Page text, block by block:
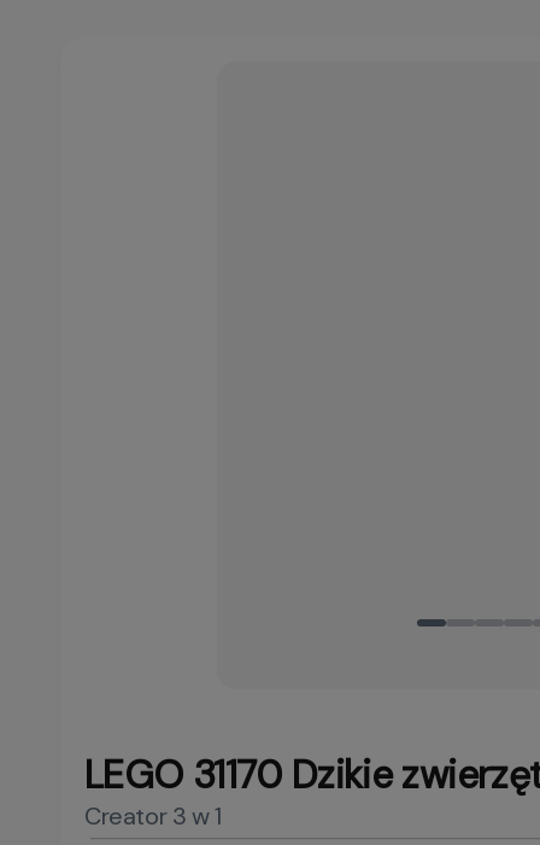
LEGO 31170 Dzikie
Creator 3 w 1